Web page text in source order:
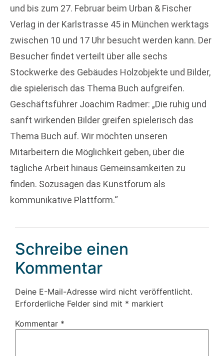
und bis zum 27. Februar beim Urban & Fischer
Verlag in der Karlstrasse 45 in München werktags
zwischen 10 und 17 Uhr besucht werden kann. Der
Besucher findet verteilt über alle sechs
Stockwerke des Gebäudes Holzobjekte und Bilder,
die spielerisch das Thema Buch aufgreifen.
Geschäftsführer Joachim Radmer: „Die ruhig und
sanft wirkenden Bilder greifen spielerisch das
Thema Buch auf. Wir möchten unseren
Mitarbeitern die Möglichkeit geben, über die
tägliche Arbeit hinaus Gemeinsamkeiten zu
finden. Sozusagen das Kunstforum als
kommunikative Plattform.“
Schreibe einen
Kommentar
Deine E-Mail-Adresse wird nicht veröffentlicht.
Erforderliche Felder sind mit * markiert
Kommentar *